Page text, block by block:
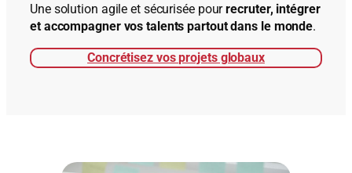
Une solution agile et sécurisée pourrecruter, intégrer
et accompagner vos talents partout dans le monde.
Concrétisez vos projets globaux